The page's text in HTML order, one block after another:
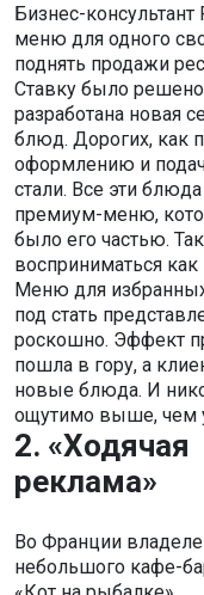
Бизнес-
меню для одного
поднять продажи
Ставку было
разработана новая
блюд. Дорогих, как
оформлению и
стали. Все эти
премиум-меню,
было его частью.
восприниматься
Меню для
под стать
роскошно. Эффект
пошла в гору, а
новые блюда. И
ощутимо выше, чем
2. «Ходячая
реклама»
Во Франции
небольшого кафе-